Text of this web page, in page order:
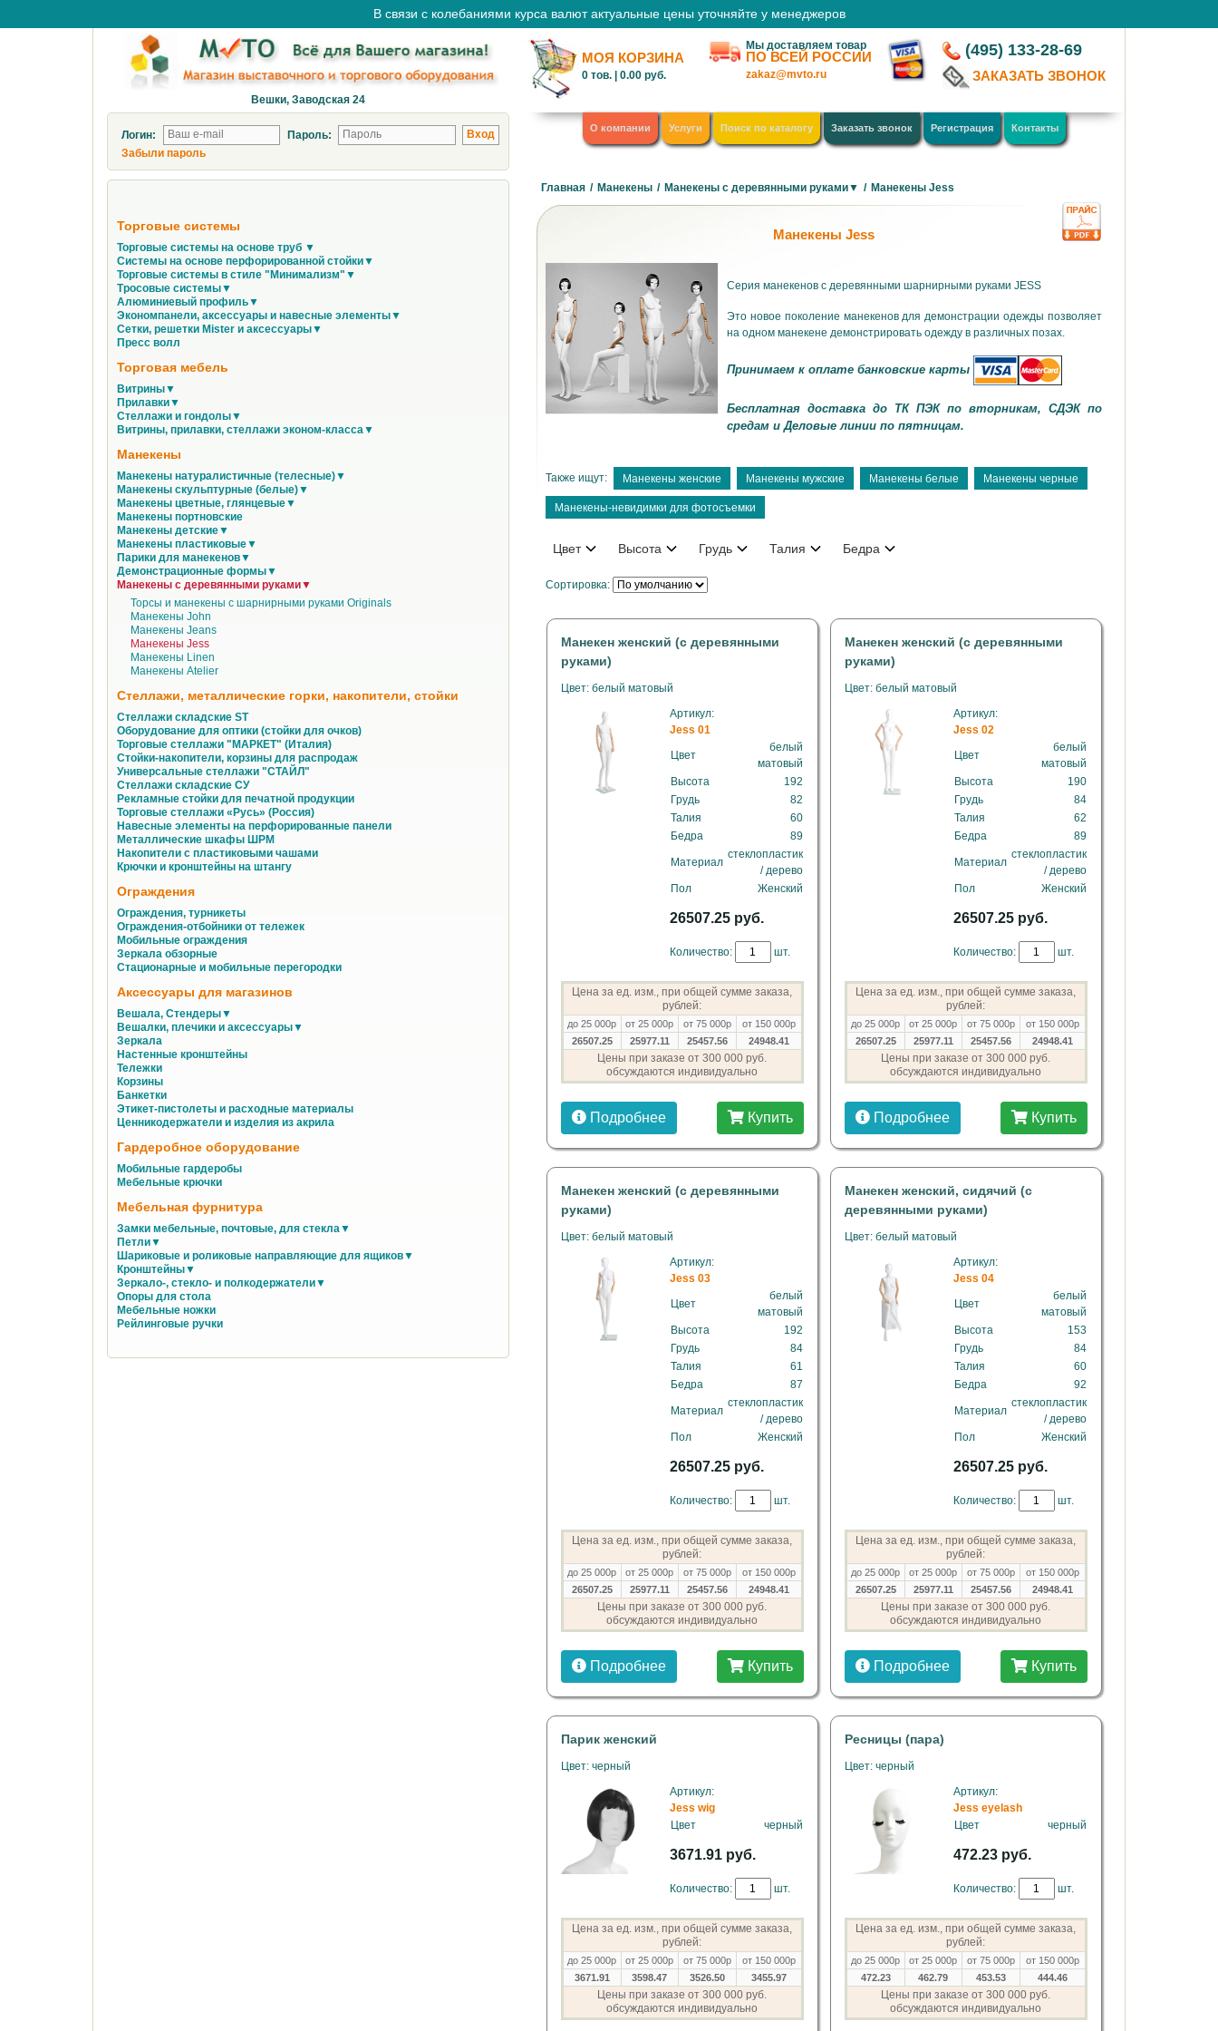
В связи с колебаниями курса валют актуальные цены уточняйте у менеджеров
Вешки, Заводская 24
МОЯ КОРЗИНА
0 тов. |0.00 руб.
Мы доставляем товар
ПО ВСЕЙ РОССИИ
zakaz@mvto.ru
(495) 133-28-69
ЗАКАЗАТЬ ЗВОНОК
Логин:
Пароль:
Забыли пароль
О компании Услуги Поиск по каталогу Заказать звонок Регистрация Контакты
Торговые системы
Торговые системы на основе труб ▼
Системы на основе перфорированной стойки▼
Торговые системы в стиле "Минимализм"▼
Тросовые системы▼
Алюминиевый профиль▼
Экономпанели, аксессуары и навесные элементы▼
Сетки, решетки Mister и аксессуары▼
Пресс волл
Торговая мебель
Витрины▼
Прилавки▼
Стеллажи и гондолы▼
Витрины, прилавки, стеллажи эконом-класса▼
Манекены
Манекены натуралистичные (телесные)▼
Манекены скульптурные (белые)▼
Манекены цветные, глянцевые▼
Манекены портновские
Манекены детские▼
Манекены пластиковые▼
Парики для манекенов▼
Демонстрационные формы▼
Манекены с деревянными руками▼
Торсы и манекены с шарнирными руками Originals
Манекены John
Манекены Jeans
Манекены Jess
Манекены Linen
Манекены Atelier
Стеллажи, металлические горки, накопители, стойки
Стеллажи складские ST
Оборудование для оптики (стойки для очков)
Торговые стеллажи "МАРКЕТ" (Италия)
Стойки-накопители, корзины для распродаж
Универсальные стеллажи "СТАЙЛ"
Стеллажи складские СУ
Рекламные стойки для печатной продукции
Торговые стеллажи «Русь» (Россия)
Навесные элементы на перфорированные панели
Металлические шкафы ШРМ
Накопители с пластиковыми чашами
Крючки и кронштейны на штангу
Ограждения
Ограждения, турникеты
Ограждения-отбойники от тележек
Мобильные ограждения
Зеркала обзорные
Стационарные и мобильные перегородки
Аксессуары для магазинов
Вешала, Стендеры▼
Вешалки, плечики и аксессуары▼
Зеркала
Настенные кронштейны
Тележки
Корзины
Банкетки
Этикет-пистолеты и расходные материалы
Ценникодержатели и изделия из акрила
Гардеробное оборудование
Мобильные гардеробы
Мебельные крючки
Мебельная фурнитура
Замки мебельные, почтовые, для стекла▼
Петли▼
Шариковые и роликовые направляющие для ящиков▼
Кронштейны▼
Зеркало-, стекло- и полкодержатели▼
Опоры для стола
Мебельные ножки
Рейлинговые ручки
Главная / Манекены / Манекены с деревянными руками▼ / Манекены Jess
Манекены Jess
Серия манекенов с деревянными шарнирными руками JESS
Это новое поколение манекенов для демонстрации одежды позволяет
на одном манекене демонстрировать одежду в различных позах.
Принимаем к оплате банковские карты
Бесплатная доставка до ТК ПЭК по вторникам, СДЭК по
средам и Деловые линии по пятницам.
Также ищут: Манекены женские Манекены мужские Манекены белые Манекены черные
Манекены-невидимки для фотосъемки
Цвет Высота Грудь Талия Бедра
Сортировка:
Манекен женский (с деревянными
руками)
Цвет: белый матовый
Артикул:
Jess 01
Цвет
белый
матовый
Высота
192
Грудь
82
Талия
60
Бедра
89
Материал
стеклопластик
/ дерево
Пол
Женский
26507.25 руб.
Количество: шт.
Цена за ед. изм., при общей сумме заказа,
рублей:
до 25 000р от 25 000р от 75 000р
от 150 000р
26507.25
25977.11 25457.56 24948.41
Цены при заказе от 300 000 руб.
обсуждаются индивидуально
Подробнее Купить
Манекен женский (с деревянными
руками)
Цвет: белый матовый
Артикул:
Jess 02
Цвет
белый
матовый
Высота
190
Грудь
84
Талия
62
Бедра
89
Материал
стеклопластик
/ дерево
Пол
Женский
26507.25 руб.
Количество: шт.
Цена за ед. изм., при общей сумме заказа,
рублей:
до 25 000р от 25 000р от 75 000р
от 150 000р
26507.25
25977.11 25457.56 24948.41
Цены при заказе от 300 000 руб.
обсуждаются индивидуально
Подробнее Купить
Манекен женский (с деревянными
руками)
Цвет: белый матовый
Артикул:
Jess 03
Цвет
белый
матовый
Высота
192
Грудь
84
Талия
61
Бедра
87
Материал
стеклопластик
/ дерево
Пол
Женский
26507.25 руб.
Количество: шт.
Цена за ед. изм., при общей сумме заказа,
рублей:
до 25 000р от 25 000р от 75 000р
от 150 000р
26507.25
25977.11 25457.56 24948.41
Цены при заказе от 300 000 руб.
обсуждаются индивидуально
Подробнее Купить
Манекен женский, сидячий (с
деревянными руками)
Цвет: белый матовый
Артикул:
Jess 04
Цвет
белый
матовый
Высота
153
Грудь
84
Талия
60
Бедра
92
Материал
стеклопластик
/ дерево
Пол
Женский
26507.25 руб.
Количество: шт.
Цена за ед. изм., при общей сумме заказа,
рублей:
до 25 000р от 25 000р от 75 000р
от 150 000р
26507.25
25977.11 25457.56 24948.41
Цены при заказе от 300 000 руб.
обсуждаются индивидуально
Подробнее Купить
Парик женский
Цвет: черный
Артикул:
Jess wig
Цвет
черный
3671.91 руб.
Количество: шт.
Цена за ед. изм., при общей сумме заказа,
рублей:
до 25 000р от 25 000р от 75 000р
от 150 000р
3671.91
3598.47 3526.50 3455.97
Цены при заказе от 300 000 руб.
обсуждаются индивидуально
Ресницы (пара)
Цвет: черный
Артикул:
Jess eyelash
Цвет
черный
472.23 руб.
Количество: шт.
Цена за ед. изм., при общей сумме заказа,
рублей:
до 25 000р от 25 000р от 75 000р
от 150 000р
472.23
462.79 453.53 444.46
Цены при заказе от 300 000 руб.
обсуждаются индивидуально